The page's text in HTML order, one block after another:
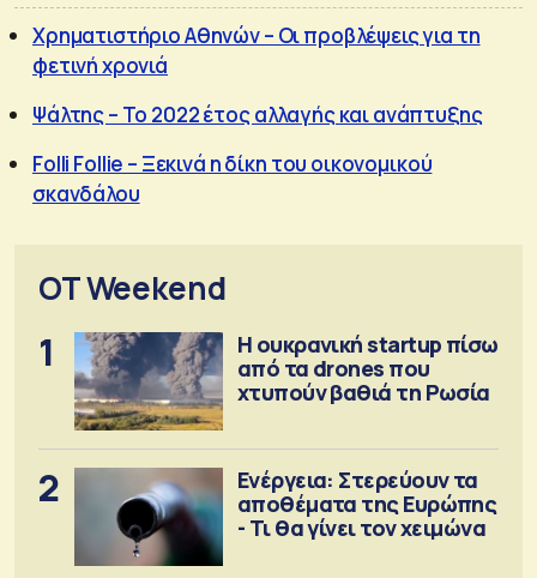
Χρηματιστήριο Αθηνών – Οι προβλέψεις για τη
φετινή χρονιά
Ψάλτης – Το 2022 έτος αλλαγής και ανάπτυξης
Folli Follie – Ξεκινά η δίκη του οικονομικού
σκανδάλου
OT Weekend
1
Η ουκρανική startup πίσω
από τα drones που
χτυπούν βαθιά τη Ρωσία
2
Ενέργεια: Στερεύουν τα
αποθέματα της Ευρώπης
- Τι θα γίνει τον χειμώνα